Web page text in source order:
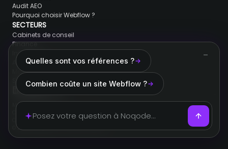
Audit AEO
Pourquoi choisir Webflow ?
SECTEURS
Cabinets de conseil
Finance
Immobilier
Avocats & juristes
Marques de luxe
SaaS & Tech
Mentions légales
Conditions générales de ventes
Cookies
© 2026 Noqode. Tous droits réservés.
Quelles sont vos références ?
Combien coûte un site Webflow ?